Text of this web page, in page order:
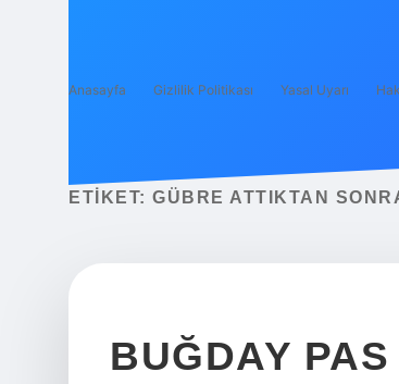
Anasayfa Gizlilik Politikası Yasal Uyarı
ETIKET: GÜBRE ATTIKTAN
BUĞDAY